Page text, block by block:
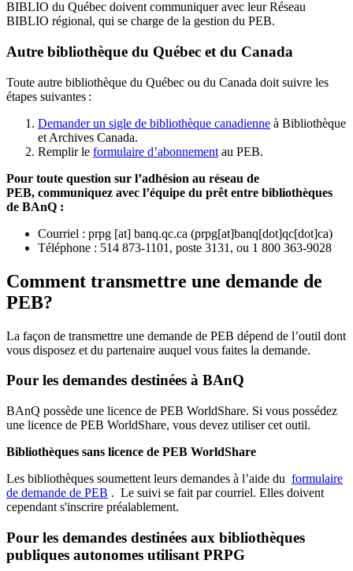
BIBLIO du Québec doivent communiquer avec leur Réseau
BIBLIO régional, qui se charge de la gestion du PEB.
Autre bibliothèque du Québec et du Canada
Toute autre bibliothèque du Québec ou du Canada doit suivre les
étapes suivantes :
Demander un sigle de bibliothèque canadienne à Bibliothèque
et Archives Canada.
Remplir le formulaire d’abonnement au PEB.
Pour toute question sur l’adhésion au réseau de
PEB, communiquez avec l’équipe du prêt entre bibliothèques
de BAnQ :
Courriel : prpg [at] banq.qc.ca (prpg[at]banq[dot]qc[dot]ca)
Téléphone : 514 873-1101, poste 3131, ou 1 800 363-9028
Comment transmettre une demande de
PEB?
La façon de transmettre une demande de PEB dépend de l’outil dont
vous disposez et du partenaire auquel vous faites la demande.
Pour les demandes destinées à BAnQ
BAnQ possède une licence de PEB WorldShare. Si vous possédez
une licence de PEB WorldShare, vous devez utiliser cet outil.
Bibliothèques sans licence de PEB WorldShare
Les bibliothèques soumettent leurs demandes à l’aide du formulaire
de demande de PEB . Le suivi se fait par courriel. Elles doivent
cependant s'inscrire préalablement.
Pour les demandes destinées aux bibliothèques
publiques autonomes utilisant PRPG